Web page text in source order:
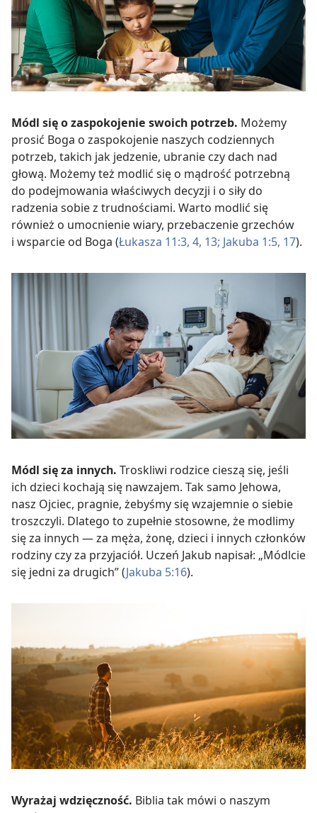
Módl się o zaspokojenie swoich potrzeb. Możemy
prosić Boga o zaspokojenie naszych codziennych
potrzeb, takich jak jedzenie, ubranie czy dach nad
głową. Możemy też modlić się o mądrość potrzebną
do podejmowania właściwych decyzji i o siły do
radzenia sobie z trudnościami. Warto modlić się
również o umocnienie wiary, przebaczenie grzechów
i wsparcie od Boga (Łukasza 11:3, 4, 13; Jakuba 1:5, 17).
Módl się za innych. Troskliwi rodzice cieszą się, jeśli
ich dzieci kochają się nawzajem. Tak samo Jehowa,
nasz Ojciec, pragnie, żebyśmy się wzajemnie o siebie
troszczyli. Dlatego to zupełnie stosowne, że modlimy
się za innych — za męża, żonę, dzieci i innych członków
rodziny czy za przyjaciół. Uczeń Jakub napisał: „Módlcie
się jedni za drugich” (Jakuba 5:16).
Wyrażaj wdzięczność. Biblia tak mówi o naszym